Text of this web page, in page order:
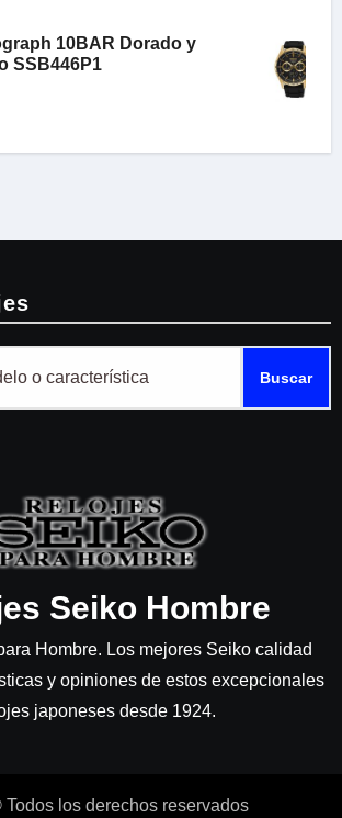
10BAR Dorado y
SSB446P1
Buscar
Seiko Hombre
Hombre. Los mejores Seiko calidad
y opiniones de estos excepcionales
japoneses desde 1924.
Todos los derechos reservados